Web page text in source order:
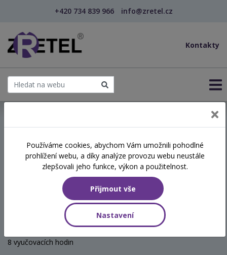
+420 734 839 966 info@zretel.cz
Kontakty
šablony
Relaxační a dechové
techniky proti stresu
(webinář)
Hodinová dotace
8 vyučovacích hodin
Používáme cookies, abychom Vám umožnili pohodlné
prohlížení webu, a díky analýze provozu webu neustále
zlepšovali jeho funkce, výkon a použitelnost.
Přijmout vše
Nastavení